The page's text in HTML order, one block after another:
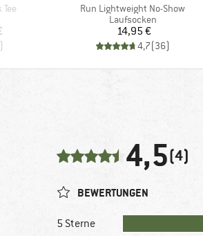
Preis
Artikel
Run Lightweight No-Show
Produktgruppe
Laufsocken
Preis
14,95 €
4,7(36)
4,5(4)
BEWERTUNGEN
5 Sterne